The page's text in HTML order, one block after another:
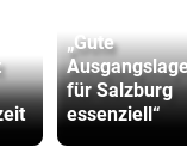
„Gute
für Salzburg
essenziell“